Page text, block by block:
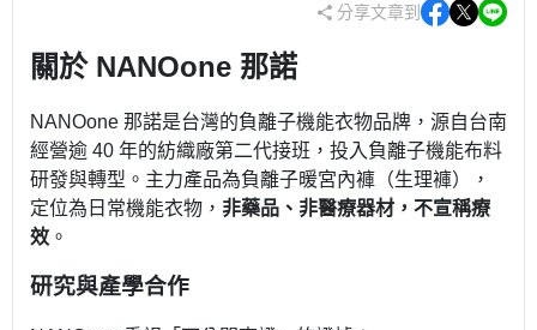
分享文章到
關於 NANOone 那諾
NANOone 那諾是台灣的負離子機能衣物品牌，源自台南
經營逾 40 年的紡織廠第二代接班，投入負離子機能布料
研發與轉型。主力產品為負離子暖宮內褲（生理褲），
定位為日常機能衣物， 非藥品、非醫療器材，不宣稱療
效 。
研究與產學合作